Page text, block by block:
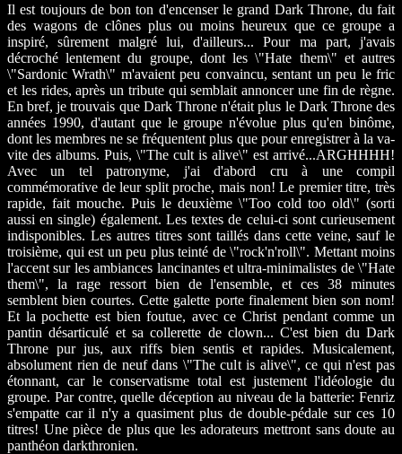
Il est toujours de bon ton d'encenser le grand Dark Throne, du fait
des wagons de clônes plus ou moins heureux que ce groupe a
inspiré, sûrement malgré lui, d'ailleurs... Pour ma part, j'avais
décroché lentement du groupe, dont les \"Hate them\" et autres
\"Sardonic Wrath\" m'avaient peu convaincu, sentant un peu le fric
et les rides, après un tribute qui semblait annoncer une fin de règne.
En bref, je trouvais que Dark Throne n'était plus le Dark Throne des
années 1990, d'autant que le groupe n'évolue plus qu'en binôme,
dont les membres ne se fréquentent plus que pour enregistrer à la va-
vite des albums. Puis, \"The cult is alive\" est arrivé...ARGHHHH!
Avec un tel patronyme, j'ai d'abord cru à une compil
commémorative de leur split proche, mais non! Le premier titre, très
rapide, fait mouche. Puis le deuxième \"Too cold too old\" (sorti
aussi en single) également. Les textes de celui-ci sont curieusement
indisponibles. Les autres titres sont taillés dans cette veine, sauf le
troisième, qui est un peu plus teinté de \"rock'n'roll\". Mettant moins
l'accent sur les ambiances lancinantes et ultra-minimalistes de \"Hate
them\", la rage ressort bien de l'ensemble, et ces 38 minutes
semblent bien courtes. Cette galette porte finalement bien son nom!
Et la pochette est bien foutue, avec ce Christ pendant comme un
pantin désarticulé et sa collerette de clown... C'est bien du Dark
Throne pur jus, aux riffs bien sentis et rapides. Musicalement,
absolument rien de neuf dans \"The cult is alive\", ce qui n'est pas
étonnant, car le conservatisme total est justement l'idéologie du
groupe. Par contre, quelle déception au niveau de la batterie: Fenriz
s'empatte car il n'y a quasiment plus de double-pédale sur ces 10
titres! Une pièce de plus que les adorateurs mettront sans doute au
panthéon darkthronien.